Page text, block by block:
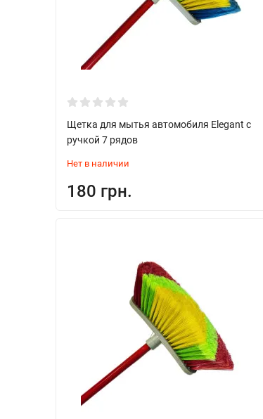
Щетка для мытья автомобиля Elegant с
ручкой 7 рядов
Нет в наличии
180 грн.